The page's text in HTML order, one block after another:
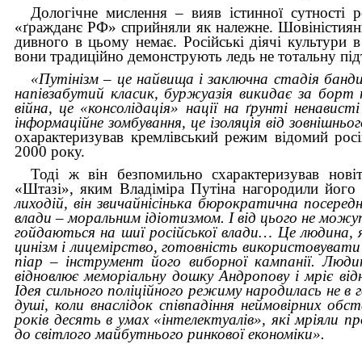
Дологічне мислення – вияв істинної
«ґражданє РФ» сприйняли як належне.
дивного в цьому немає. Російські діячі
вони традиційно демонструють ледь не тотальну
«Путінізм – це найвища і заключна стадія
напівзабутий класик, буржуазія викидає за
війна, це «консолідація» нації на ґрунті
інформаційне зомбування, це ізоляція від
охарактеризував кремлівський режим відомий
2000 року.
Тоді ж він безпомильно схарактеризував
«Штазі», яким Владіміра Путіна нагородили його
лиходій, він звичайнісінька бюрократична
влади – моральним ідіотизмом. І від цього не
гойдаються на шиї російської влади… Це
цинізм і лицемірство, готовність
піар – інструмент його виборної кампанії.
відновлює меморіальну дошку Андропову і мріє
Ідея сильного поліційного режиму народилась не
душі, коли внаслідок співпадіння неймовірних
років десять в умах «інтелектуалів», які мріяли
до світлого майбутнього ринкової економіки».